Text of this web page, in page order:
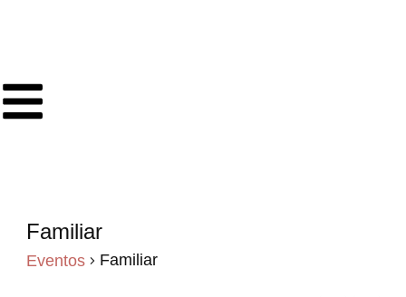
Familiar
Eventos Familiar
Eventos